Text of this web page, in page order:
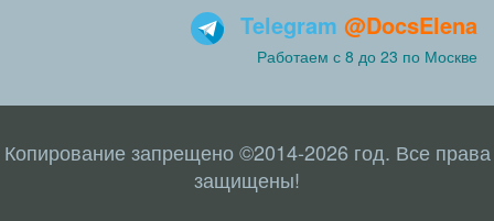
Telegram @DocsElena
Работаем с 8 до 23 по Москве
Копирование запрещено ©2014-2026 год. Все права
защищены!